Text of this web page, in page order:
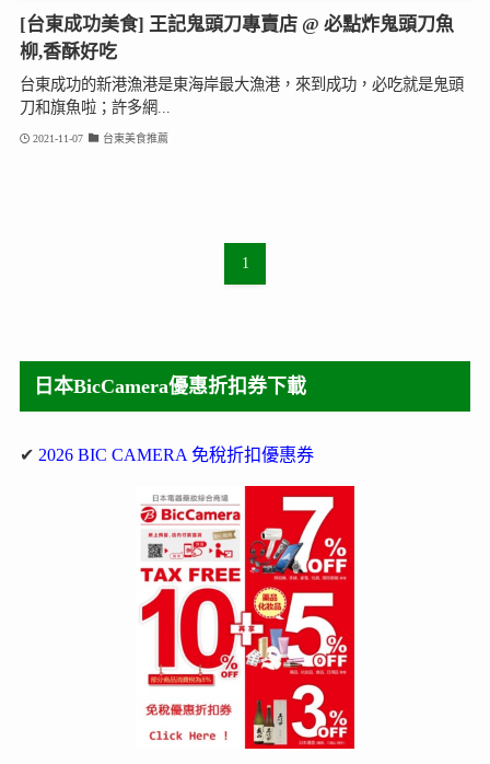
[台東成功美食] 王記鬼頭刀專賣店 @ 必點炸鬼頭刀魚
柳,香酥好吃
台東成功的新港漁港是東海岸最大漁港，來到成功，必吃就是鬼頭
刀和旗魚啦；許多網...
2021-11-07 台東美食推薦
1
日本BicCamera優惠折扣券下載
✔ 2026 BIC CAMERA 免稅折扣優惠券